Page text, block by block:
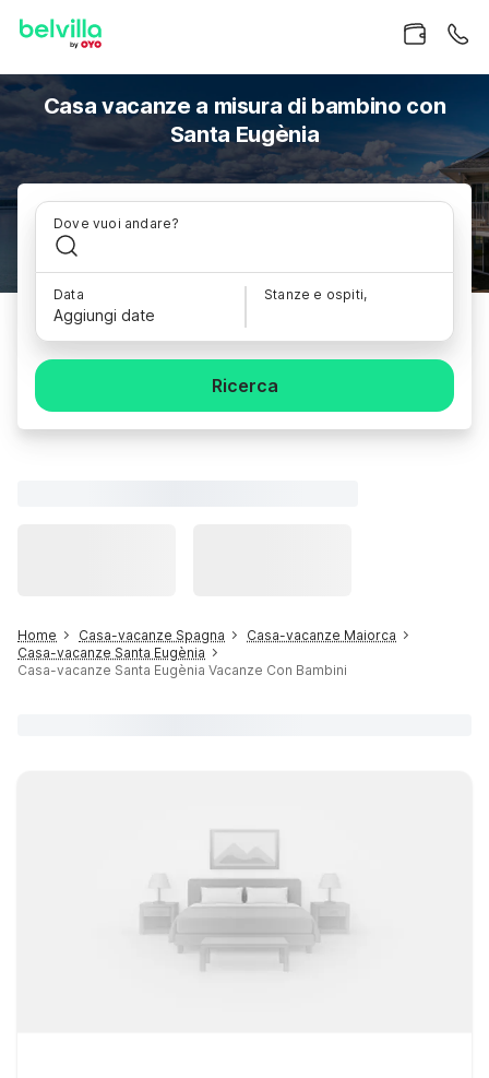
Casa vacanze a misura di bambino con
Santa Eugènia
Dove vuoi andare?
Data
Aggiungi date
Stanze e ospiti,
Ricerca
Home Casa-vacanze Spagna
Casa-vacanze Maiorca
Casa-vacanze Santa Eugènia
Casa-vacanze Santa Eugènia Vacanze Con Bambini